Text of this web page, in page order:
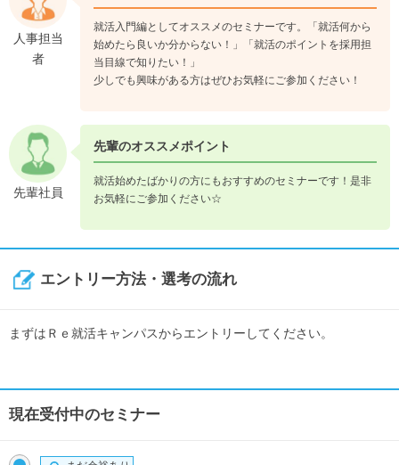
人事担当
者
就活入門編としてオススメのセミナーです。「就活何から
始めたら良いか分からない！」「就活のポイントを採用担
当目線で知りたい！」
少しでも興味がある方はぜひお気軽にご参加ください！
先輩社員
先輩のオススメポイント
就活始めたばかりの方にもおすすめのセミナーです！是非
お気軽にご参加ください☆
エントリー方法・選考の流れ
まずはＲｅ就活キャンパスからエントリーしてください。
現在受付中のセミナー